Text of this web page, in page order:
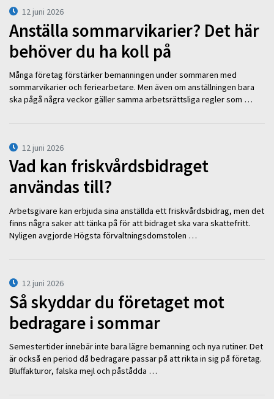
12 juni 2026
Anställa sommarvikarier? Det här
behöver du ha koll på
Många företag förstärker bemanningen under sommaren med
sommarvikarier och feriearbetare. Men även om anställningen bara
ska pågå några veckor gäller samma arbetsrättsliga regler som …
12 juni 2026
Vad kan friskvårdsbidraget
användas till?
Arbetsgivare kan erbjuda sina anställda ett friskvårdsbidrag, men det
finns några saker att tänka på för att bidraget ska vara skattefritt.
Nyligen avgjorde Högsta förvaltningsdomstolen …
12 juni 2026
Så skyddar du företaget mot
bedragare i sommar
Semestertider innebär inte bara lägre bemanning och nya rutiner. Det
är också en period då bedragare passar på att rikta in sig på företag.
Bluffakturor, falska mejl och påstådda …